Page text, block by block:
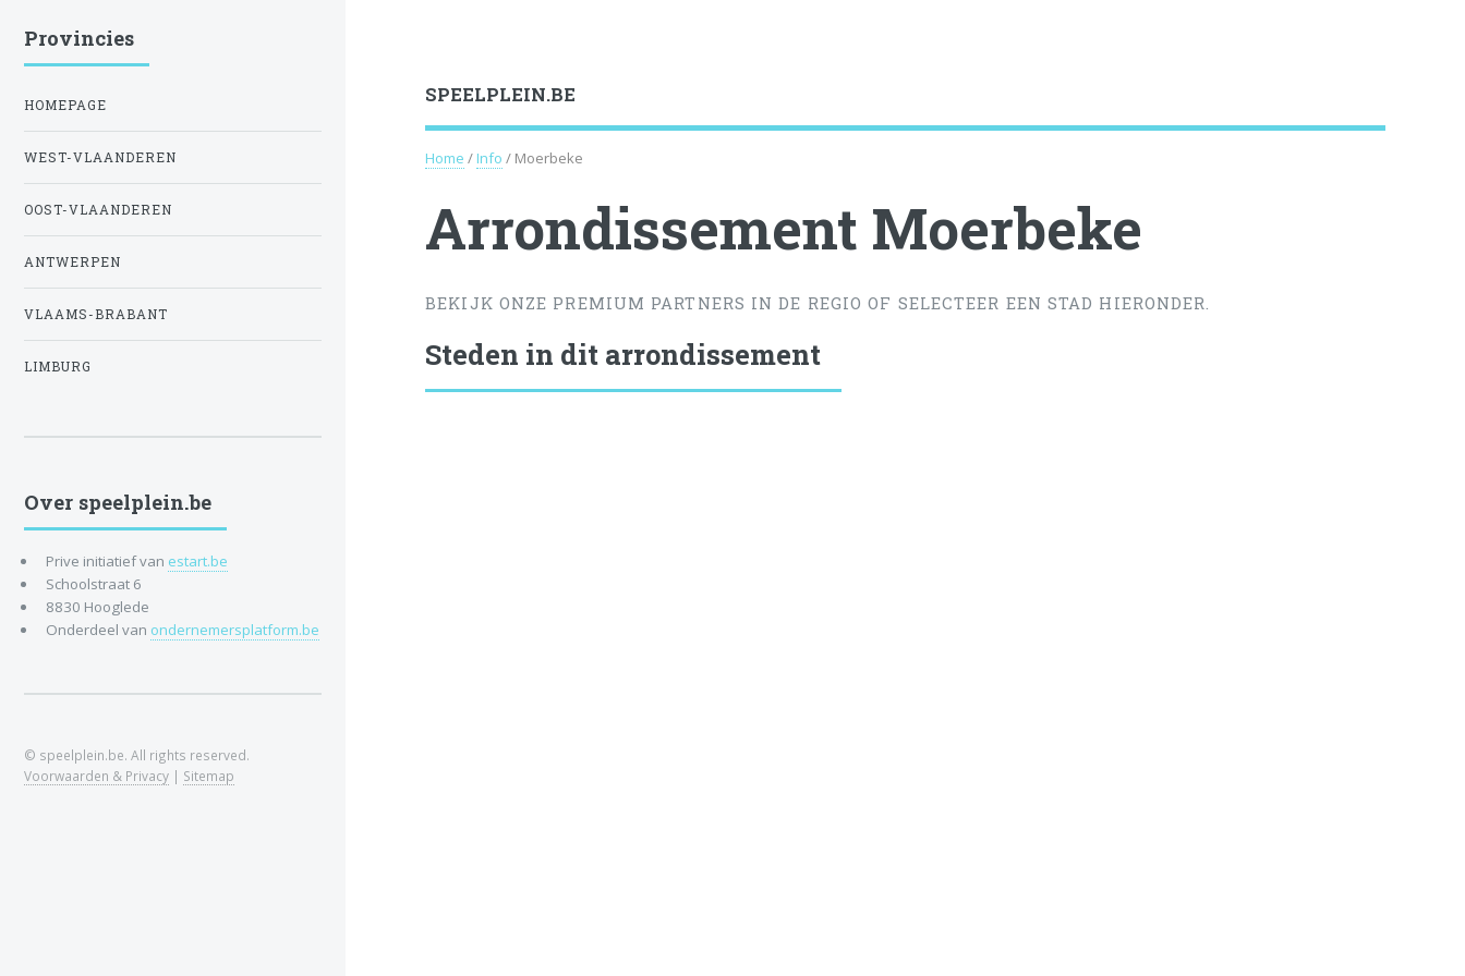
SPEELPLEIN.BE
Home / Info / Moerbeke
Arrondissement Moerbeke
BEKIJK ONZE PREMIUM PARTNERS IN DE REGIO OF SELECTEER EEN STAD HIERONDER.
Steden in dit arrondissement
Provincies
HOMEPAGE
WEST-VLAANDEREN
OOST-VLAANDEREN
ANTWERPEN
VLAAMS-BRABANT
LIMBURG
Over speelplein.be
Prive initiatief van estart.be
Schoolstraat 6
8830 Hooglede
Onderdeel van ondernemersplatform.be
© speelplein.be. All rights reserved.
Voorwaarden & Privacy | Sitemap